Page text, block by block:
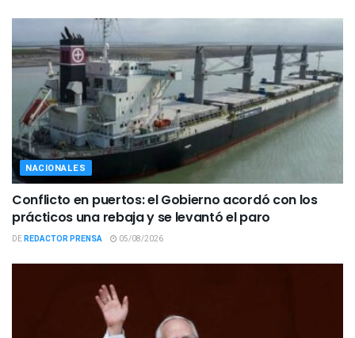
NACIONALES
Conflicto en puertos: el Gobierno acordó con los
prácticos una rebaja y se levantó el paro
DEREDACTOR PRENSA 05/08/2026